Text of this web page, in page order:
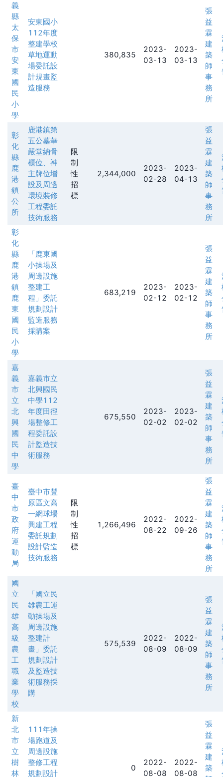
義
縣
太
保
市
安
東
國
民
小
學
安東國小
112年度
整建學校
草地運動
場委託設
計規畫監
造服務
380,835
2023-
03-13
2023-
03-13
張
益
霖
建
築
師
事
務
所
彰
化
縣
鹿
港
鎮
公
所
鹿港鎮第
五公墓華
嚴堂納骨
櫃位、神
主牌位增
設及周邊
環境裝修
工程委託
技術服務
限
制
性
招
標
2,344,000
2023-
02-28
2023-
04-13
張
益
霖
建
築
師
事
務
所
彰
化
縣
鹿
港
鎮
鹿
東
國
民
小
學
「鹿東國
小操場及
周邊設施
整建工
程」委託
規劃設計
監造服務
採購案
683,219
2023-
02-12
2023-
02-12
張
益
霖
建
築
師
事
務
所
嘉
義
市
立
北
興
國
民
中
學
嘉義市立
北興國民
中學112
年度田徑
場整修工
程委託設
計監造技
術服務
675,550
2023-
02-02
2023-
02-02
張
益
霖
建
築
師
事
務
所
臺
中
市
政
府
運
動
局
臺中市豐
原區文高
一網球場
興建工程
委託規劃
設計監造
技術服務
限
制
性
招
標
1,266,496
2022-
08-22
2022-
09-26
張
益
霖
建
築
師
事
務
所
國
立
民
雄
高
級
農
工
職
業
學
校
「國立民
雄農工運
動操場及
周邊設施
整建計
畫」委託
規劃設計
及監造技
術服務採
購
575,539
2022-
08-09
2022-
08-09
張
益
霖
建
築
師
事
務
所
新
北
市
立
樹
林
111年操
場跑道及
周邊設施
整修工程
規劃設計
0
2022-
08-08
2022-
08-08
張
益
霖
建
築